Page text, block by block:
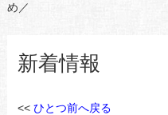
め／
新着情報
<< ひとつ前へ戻る